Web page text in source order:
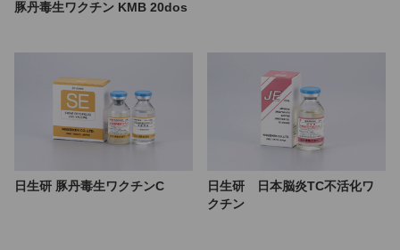
豚丹毒生ワクチン KMB 20dos
日生研 豚丹毒生ワクチンC
日生研 日本脳炎TC不活化ワ
クチン